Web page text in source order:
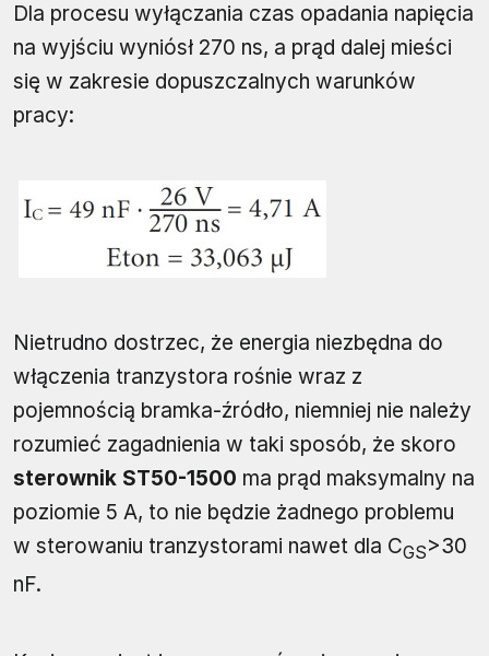
Dla procesu wyłączania czas opadania napięcia
na wyjściu wyniósł 270 ns, a prąd dalej mieści
się w zakresie dopuszczalnych warunków
pracy:
Nietrudno dostrzec, że energia niezbędna do
włączenia tranzystora rośnie wraz z
pojemnością bramka-źródło, niemniej nie należy
rozumieć zagadnienia w taki sposób, że skoro
sterownik ST50-1500 ma prąd maksymalny na
poziomie 5 A, to nie będzie żadnego problemu
w sterowaniu tranzystorami nawet dla CGS>30
nF.